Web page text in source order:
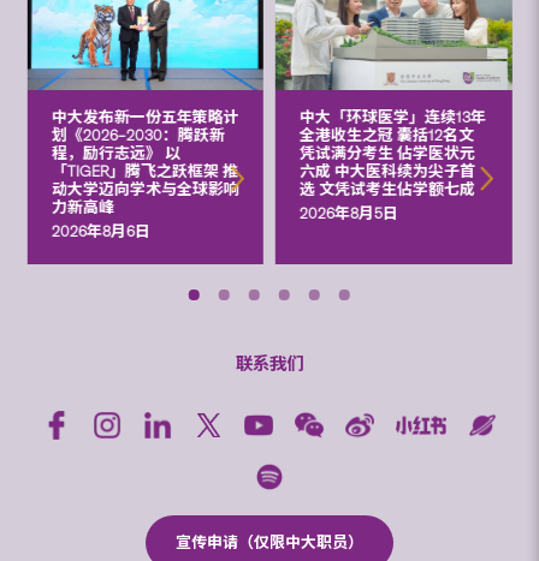
中大发布新一份五年策略计
划《2026‒2030：腾跃新
程，励行志远》 以
「TIGER」腾飞之跃框架 推
动大学迈向学术与全球影响
力新高峰
2026年8月6日
中大「环球医学」连续13年
全港收生之冠 囊括12名文
凭试满分考生 佔学医状元
六成 中大医科续为尖子首
选 文凭试考生佔学额七成
2026年8月5日
联系我们
宣传申请（仅限中大职员）